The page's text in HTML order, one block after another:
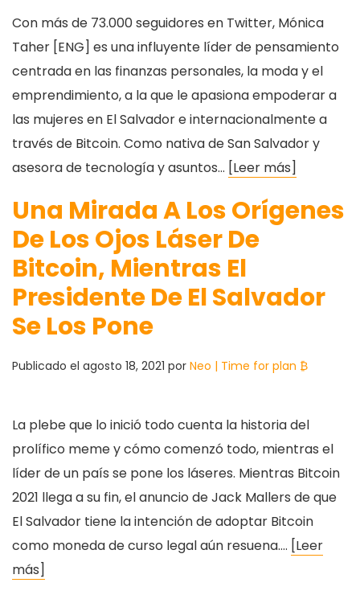
Con más de 73.000 seguidores en Twitter, Mónica
Taher [ENG] es una influyente líder de pensamiento
centrada en las finanzas personales, la moda y el
emprendimiento, a la que le apasiona empoderar a
las mujeres en El Salvador e internacionalmente a
través de Bitcoin. Como nativa de San Salvador y
asesora de tecnología y asuntos… [Leer más]
Una Mirada A Los Orígenes
De Los Ojos Láser De
Bitcoin, Mientras El
Presidente De El Salvador
Se Los Pone
Publicado el agosto 18, 2021 por Neo | Time for plan ₿
La plebe que lo inició todo cuenta la historia del
prolífico meme y cómo comenzó todo, mientras el
líder de un país se pone los láseres. Mientras Bitcoin
2021 llega a su fin, el anuncio de Jack Mallers de que
El Salvador tiene la intención de adoptar Bitcoin
como moneda de curso legal aún resuena…. [Leer
más]